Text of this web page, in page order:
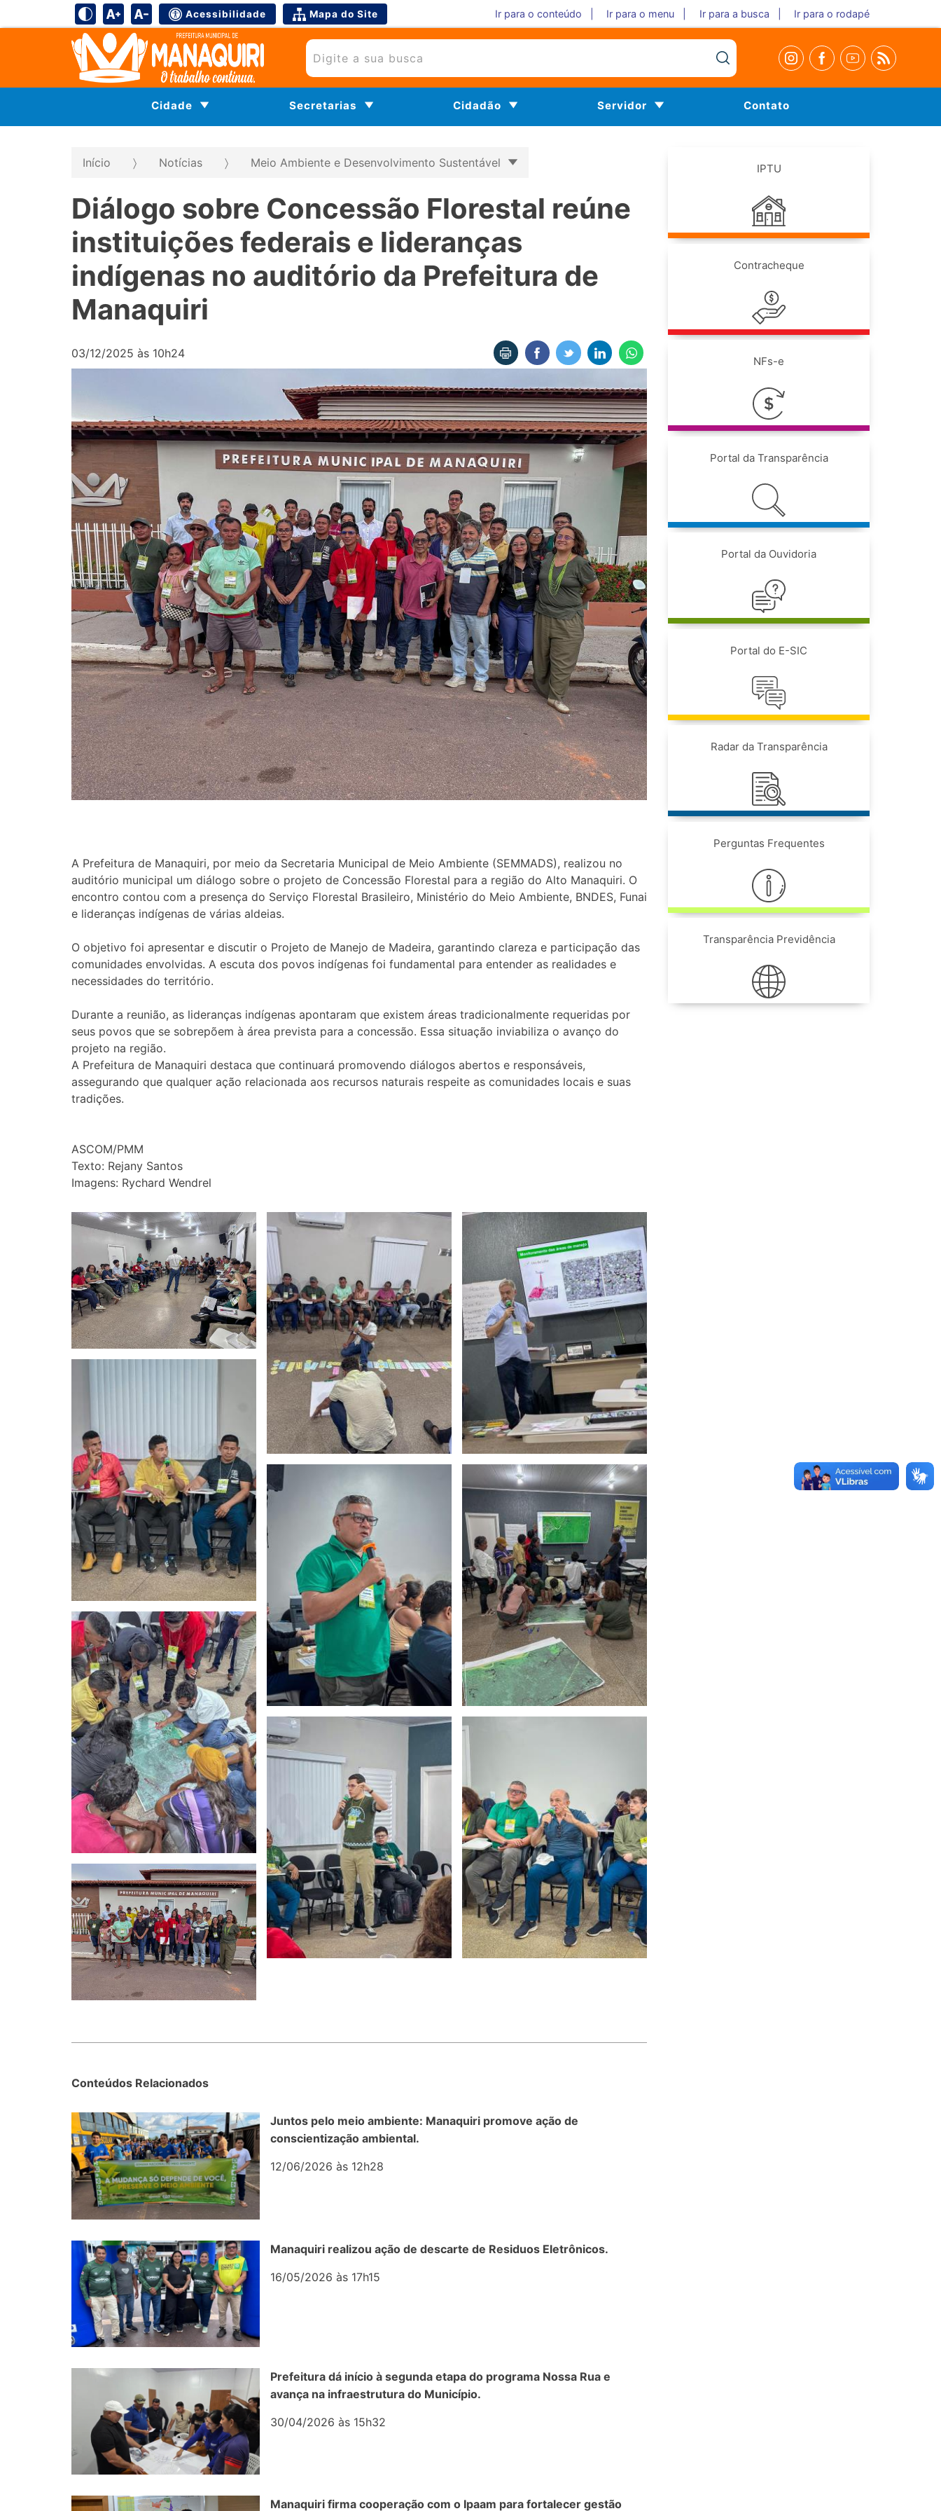
Acessibilidade Mapa do Site Ir para o conteúdo | Ir para o menu | Ir para a busca | Ir para o rodapé
Cidade Secretarias Cidadão Servidor Contato
Início Notícias Meio Ambiente e Desenvolvimento Sustentável
Diálogo sobre Concessão Florestal reúne
instituições federais e lideranças
indígenas no auditório da Prefeitura de
Manaquiri
03/12/2025 às 10h24
A Prefeitura de Manaquiri, por meio da Secretaria Municipal de Meio Ambiente (SEMMADS), realizou no
auditório municipal um diálogo sobre o projeto de Concessão Florestal para a região do Alto Manaquiri. O
encontro contou com a presença do Serviço Florestal Brasileiro, Ministério do Meio Ambiente, BNDES, Funai
e lideranças indígenas de várias aldeias.
O objetivo foi apresentar e discutir o Projeto de Manejo de Madeira, garantindo clareza e participação das
comunidades envolvidas. A escuta dos povos indígenas foi fundamental para entender as realidades e
necessidades do território.
Durante a reunião, as lideranças indígenas apontaram que existem áreas tradicionalmente requeridas por
seus povos que se sobrepõem à área prevista para a concessão. Essa situação inviabiliza o avanço do
projeto na região.
A Prefeitura de Manaquiri destaca que continuará promovendo diálogos abertos e responsáveis,
assegurando que qualquer ação relacionada aos recursos naturais respeite as comunidades locais e suas
tradições.
ASCOM/PMM
Texto: Rejany Santos
Imagens: Rychard Wendrel
Conteúdos Relacionados
Juntos pelo meio ambiente: Manaquiri promove ação de
conscientização ambiental.
12/06/2026 às 12h28
Manaquiri realizou ação de descarte de Residuos Eletrônicos.
16/05/2026 às 17h15
Prefeitura dá início à segunda etapa do programa Nossa Rua e
avança na infraestrutura do Município.
30/04/2026 às 15h32
Manaquiri firma cooperação com o Ipaam para fortalecer gestão
IPTU
Contracheque
NFs-e
Portal da Transparência
Portal da Ouvidoria
Portal do E-SIC
Radar da Transparência
Perguntas Frequentes
Transparência Previdência